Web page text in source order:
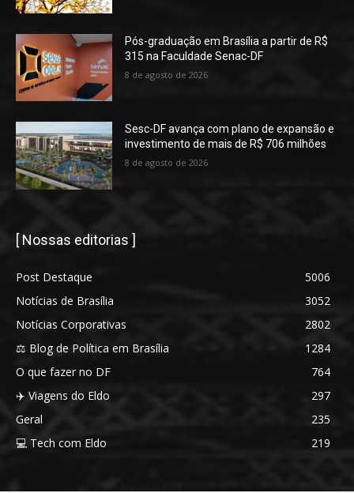
Pós-graduação em Brasília a partir de R$
315 na Faculdade Senac-DF
8 de agosto de 2026
Sesc-DF avança com plano de expansão e
investimento de mais de R$ 706 milhões
8 de agosto de 2026
[ Nossas editorias ]
Post Destaque
5006
Notícias de Brasília
3052
Notícias Corporativas
2802
⚖️ Blog de Política em Brasília
1284
O que fazer no DF
764
✈️ Viagens do Eldo
297
Geral
235
💻 Tech com Eldo
219